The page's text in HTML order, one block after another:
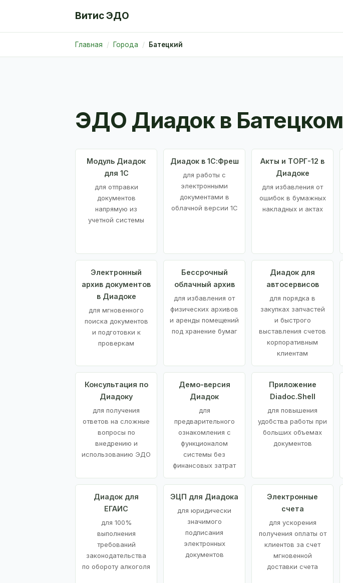
Витис ЭДО
Главная Города Батецкий
ЭДО Диадок в Батецком
Модуль Диадок
для 1С
для отправки
документов
напрямую из
учетной системы
Диадок в 1С:Фреш
для работы с
электронными
документами в
облачной версии 1С
Акты и ТОРГ-12 в
Диадоке
для избавления от
ошибок в бумажных
накладных и актах
Электронный
архив документов
в Диадоке
для мгновенного
поиска документов
и подготовки к
проверкам
Бессрочный
облачный архив
для избавления от
физических архивов
и аренды помещений
под хранение бумаг
Диадок для
автосервисов
для порядка в
закупках запчастей
и быстрого
выставления счетов
корпоративным
клиентам
Консультация по
Диадоку
для получения
ответов на сложные
вопросы по
внедрению и
использованию ЭДО
Демо-версия
Диадок
для
предварительного
ознакомления с
функционалом
системы без
финансовых затрат
Приложение
Diadoc.Shell
для повышения
удобства работы при
больших объемах
документов
Диадок для
ЕГАИС
для 100%
выполнения
требований
законодательства
по обороту алкоголя
ЭЦП для Диадока
для юридически
значимого
подписания
электронных
документов
Электронные
счета
для ускорения
получения оплаты от
клиентов за счет
мгновенной
доставки счета